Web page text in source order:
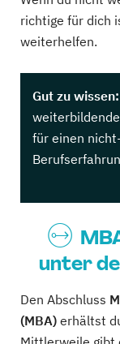
richtige für dich
weiterhelfen.
Gut zu wissen:
für einen
unter
Den Abschluss
(MBA) erhältst